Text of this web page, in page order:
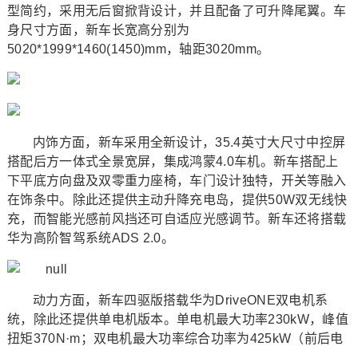
型简约，采用无后窗掀背设计，并且配备了可升降尾翼。车
身尺寸方面，新车长宽高分别为
5020*1999*1460(1450)mm，轴距3020mm。
内饰方面，新车采用全新设计，35.4英寸大尺寸中控屏
搭配后方一体式全景宽屏，集成鸿蒙4.0车机。新车搭配上
下平底方向盘及双零重力座椅，车门设计独特，开关等融入
在饰条中。除此还提供主动升降充电岛，提供50W双无线快
充，而智能光感前风挡还可自适应光感调节。新车还将搭载
华为高阶智驾系统ADS 2.0。
动力方面，新车四驱版搭载华为DriveONE双电机系
统，除此还提供单电机版本。单电机最大功率230kW，峰值
扭矩370N·m；双电机最大功率综合功率为425kW（前后电